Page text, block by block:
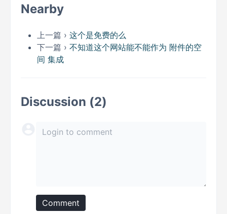
Nearby
上一篇 › 这个是免费的么
下一篇 › 不知道这个网站能不能作为 附件的空
间 集成
Discussion (2)
Comment